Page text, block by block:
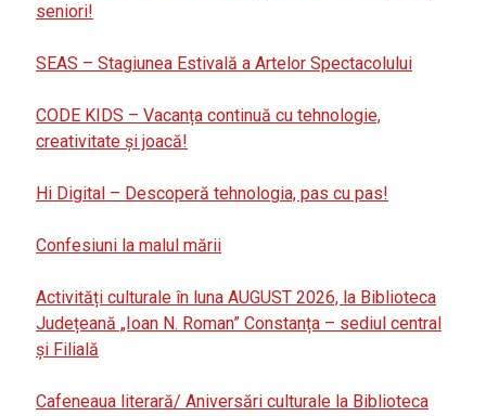
seniori!
SEAS – Stagiunea Estivală a Artelor Spectacolului
CODE KIDS – Vacanța continuă cu tehnologie,
creativitate și joacă!
Hi Digital – Descoperă tehnologia, pas cu pas!
Confesiuni la malul mării
Activități culturale în luna AUGUST 2026, la Biblioteca
Județeană „Ioan N. Roman” Constanța – sediul central
și Filială
Cafeneaua literară/ Aniversări culturale la Biblioteca